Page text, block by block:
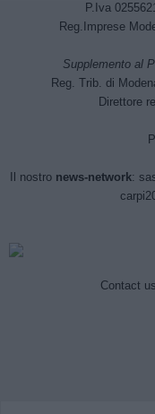
P.Iva
Reg.Imprese
Supplemento al
Reg. Trib. di
Direttore
Il nostro news-network:
Contact